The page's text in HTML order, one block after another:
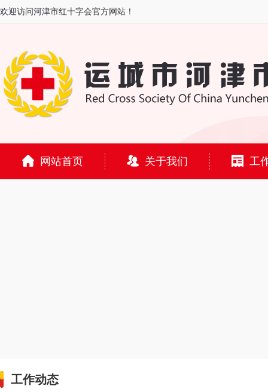
欢迎访问河津市红十字会官方网站！
网站首页 关于我们 工
工作动态